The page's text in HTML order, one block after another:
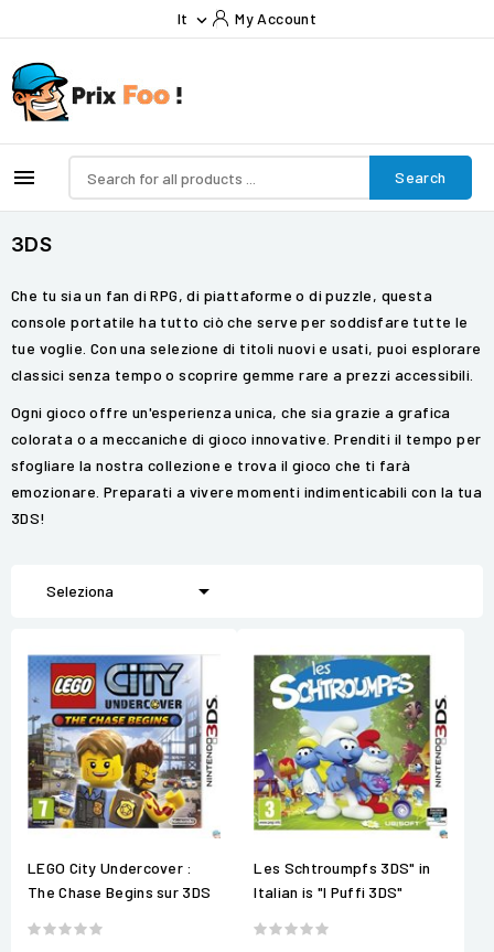
It  My Account
 Search
3DS
Che tu sia un fan di RPG, di piattaforme o di puzzle, questa
console portatile ha tutto ciò che serve per soddisfare tutte le
tue voglie. Con una selezione di titoli nuovi e usati, puoi esplorare
classici senza tempo o scoprire gemme rare a prezzi accessibili.
Ogni gioco offre un'esperienza unica, che sia grazie a grafica
colorata o a meccaniche di gioco innovative. Prenditi il tempo per
sfogliare la nostra collezione e trova il gioco che ti farà
emozionare. Preparati a vivere momenti indimenticabili con la tua
3DS!
Seleziona 
LEGO City Undercover :
The Chase Begins sur 3DS
Les Schtroumpfs 3DS" in
Italian is "I Puffi 3DS"